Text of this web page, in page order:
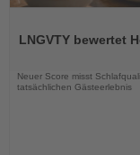
dieLNGVTY bewertet
Neuer Score misst
tatsächlichen Gästeerlebnis